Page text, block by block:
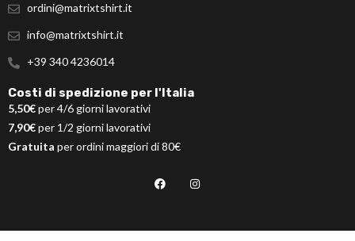
ordini@matrixtshirt.it
info@matrixtshirt.it
+39 340 4236014
Costi di spedizione per l'Italia
5,50€per 4/6 giorni lavorativi
7,90€per 1/2 giorni lavorativi
Gratuita per ordini maggiori di 80€